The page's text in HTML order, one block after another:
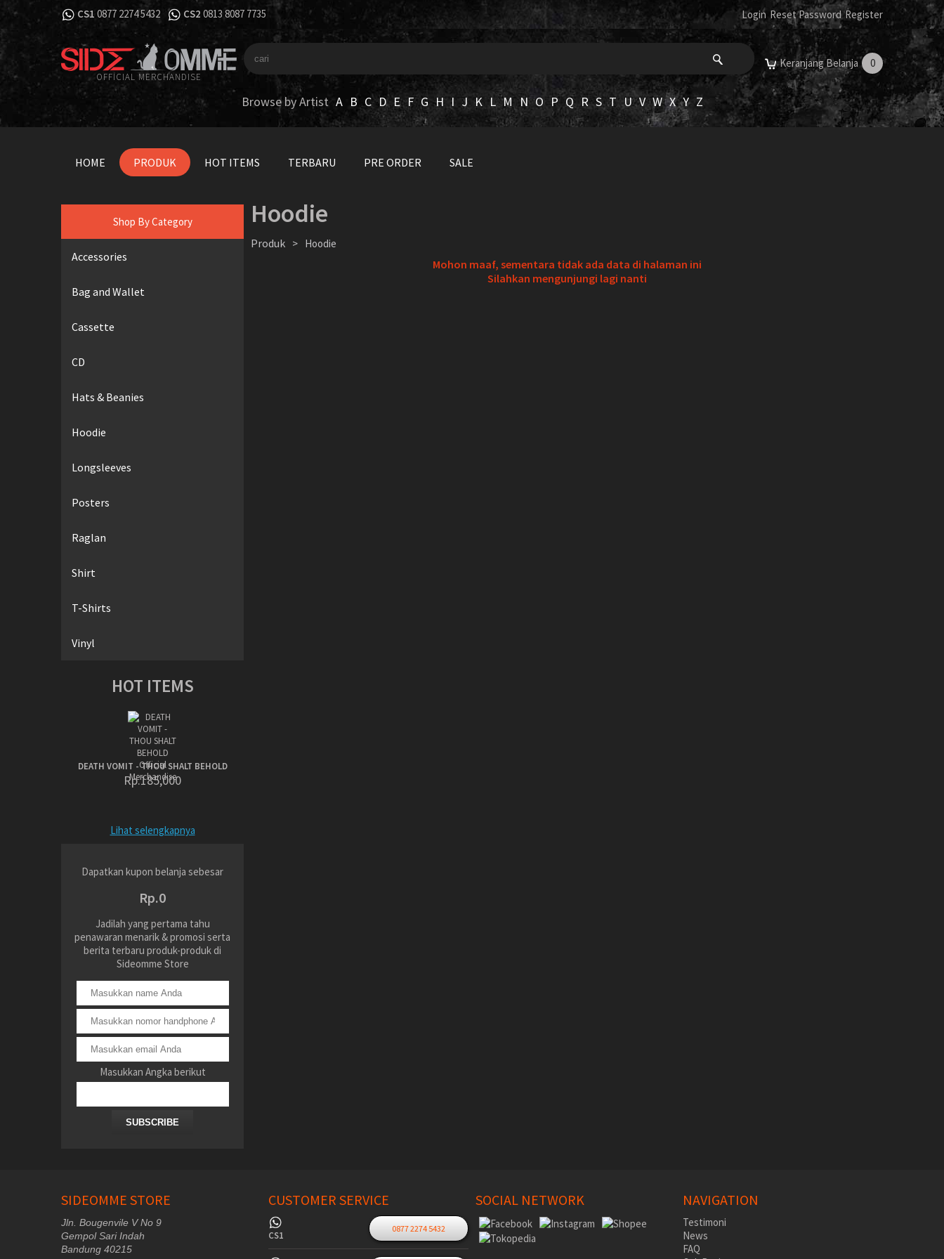
CS1 0877 2274 5432 CS2 0813 8087 7735 Login Reset Password Register
OFFICIAL MERCHANDISE
Keranjang Belanja 0
Browse by Artist A B C D E F G H I J K L M N O P Q R S T U V W X Y Z
HOME PRODUK HOT ITEMS TERBARU PRE ORDER SALE
Shop By Category
Accessories
Bag and Wallet
Cassette
CD
Hats & Beanies
Hoodie
Longsleeves
Posters
Raglan
Shirt
T-Shirts
Vinyl
HOT ITEMS
DEATH VOMIT - THOU SHALT BEHOLD
Rp.185,000
Lihat selengkapnya
Dapatkan kupon belanja sebesar
Rp.0
Jadilah yang pertama tahu
penawaran menarik & promosi serta
berita terbaru produk-produk di
Sideomme Store
Masukkan Angka berikut
SUBSCRIBE
Hoodie
Produk > Hoodie
Mohon maaf, sementara tidak ada data di halaman ini
Silahkan mengunjungi lagi nanti
SIDEOMME STORE
Jln. Bougenvile V No 9
Gempol Sari Indah
Bandung 40215
CUSTOMER SERVICE
CS1
0877 2274 5432
SOCIAL NETWORK NAVIGATION
Testimoni
News
FAQ